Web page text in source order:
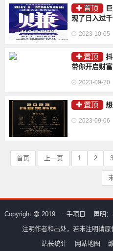
置顶
现了日入过
2023-10-05
置顶
带你开启财
2023-09-20
置顶
2023-09-06
首页 上一页 1 2 3
Copyright 2019 一手项目
声明
注明作者和出处，若未注明请
站长统计
网站地图